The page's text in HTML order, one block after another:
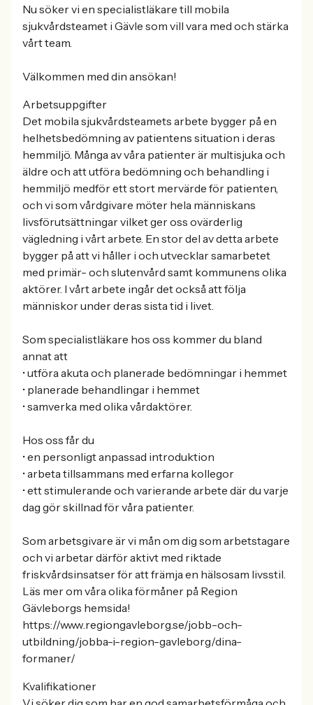
Nu söker vi en specialistläkare till mobila
sjukvårdsteamet i Gävle som vill vara med och stärka
vårt team.
Välkommen med din ansökan!
Arbetsuppgifter
Det mobila sjukvårdsteamets arbete bygger på en
helhetsbedömning av patientens situation i deras
hemmiljö. Många av våra patienter är multisjuka och
äldre och att utföra bedömning och behandling i
hemmiljö medför ett stort mervärde för patienten,
och vi som vårdgivare möter hela människans
livsförutsättningar vilket ger oss ovärderlig
vägledning i vårt arbete. En stor del av detta arbete
bygger på att vi håller i och utvecklar samarbetet
med primär- och slutenvård samt kommunens olika
aktörer. I vårt arbete ingår det också att följa
människor under deras sista tid i livet.
Som specialistläkare hos oss kommer du bland
annat att
• utföra akuta och planerade bedömningar i hemmet
• planerade behandlingar i hemmet
• samverka med olika vårdaktörer.
Hos oss får du
• en personligt anpassad introduktion
• arbeta tillsammans med erfarna kollegor
• ett stimulerande och varierande arbete där du varje
dag gör skillnad för våra patienter.
Som arbetsgivare är vi mån om dig som arbetstagare
och vi arbetar därför aktivt med riktade
friskvårdsinsatser för att främja en hälsosam livsstil.
Läs mer om våra olika förmåner på Region
Gävleborgs hemsida!
https://www.regiongavleborg.se/jobb-och-
utbildning/jobba-i-region-gavleborg/dina-
formaner/
Kvalifikationer